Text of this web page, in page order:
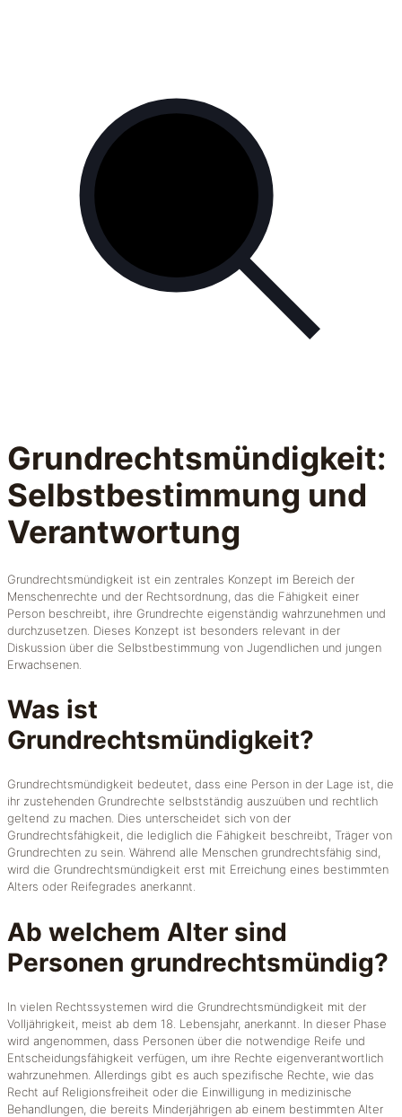
Grundrechtsmündigkeit:
Selbstbestimmung und
Verantwortung
Grundrechtsmündigkeit ist ein zentrales Konzept im Bereich der
Menschenrechte und der Rechtsordnung, das die Fähigkeit einer
Person beschreibt, ihre Grundrechte eigenständig wahrzunehmen und
durchzusetzen. Dieses Konzept ist besonders relevant in der
Diskussion über die Selbstbestimmung von Jugendlichen und jungen
Erwachsenen.
Was ist
Grundrechtsmündigkeit?
Grundrechtsmündigkeit bedeutet, dass eine Person in der Lage ist, die
ihr zustehenden Grundrechte selbstständig auszuüben und rechtlich
geltend zu machen. Dies unterscheidet sich von der
Grundrechtsfähigkeit, die lediglich die Fähigkeit beschreibt, Träger von
Grundrechten zu sein. Während alle Menschen grundrechtsfähig sind,
wird die Grundrechtsmündigkeit erst mit Erreichung eines bestimmten
Alters oder Reifegrades anerkannt.
Ab welchem Alter sind
Personen grundrechtsmündig?
In vielen Rechtssystemen wird die Grundrechtsmündigkeit mit der
Volljährigkeit, meist ab dem 18. Lebensjahr, anerkannt. In dieser Phase
wird angenommen, dass Personen über die notwendige Reife und
Entscheidungsfähigkeit verfügen, um ihre Rechte eigenverantwortlich
wahrzunehmen. Allerdings gibt es auch spezifische Rechte, wie das
Recht auf Religionsfreiheit oder die Einwilligung in medizinische
Behandlungen, die bereits Minderjährigen ab einem bestimmten Alter